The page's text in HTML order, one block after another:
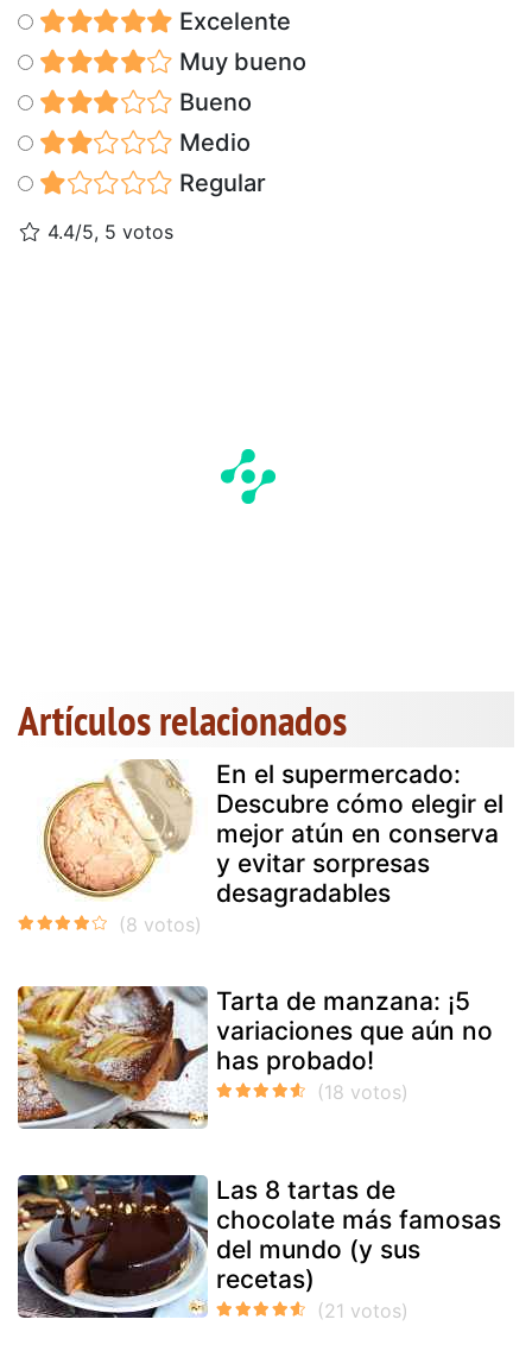
Excelente
Muy bueno
Bueno
Medio
Regular
4.4/5, 5 votos
Artículos relacionados
En el supermercado:
Descubre cómo elegir el
mejor atún en conserva
y evitar sorpresas
desagradables
Tarta de manzana: ¡5
variaciones que aún no
has probado!
Las 8 tartas de
chocolate más famosas
del mundo (y sus
recetas)